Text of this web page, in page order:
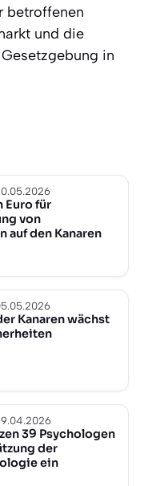
betroffenen
und die
in
Euro für
von
auf den Kanaren
Kanaren wächst
39 Psychologen
der
ein